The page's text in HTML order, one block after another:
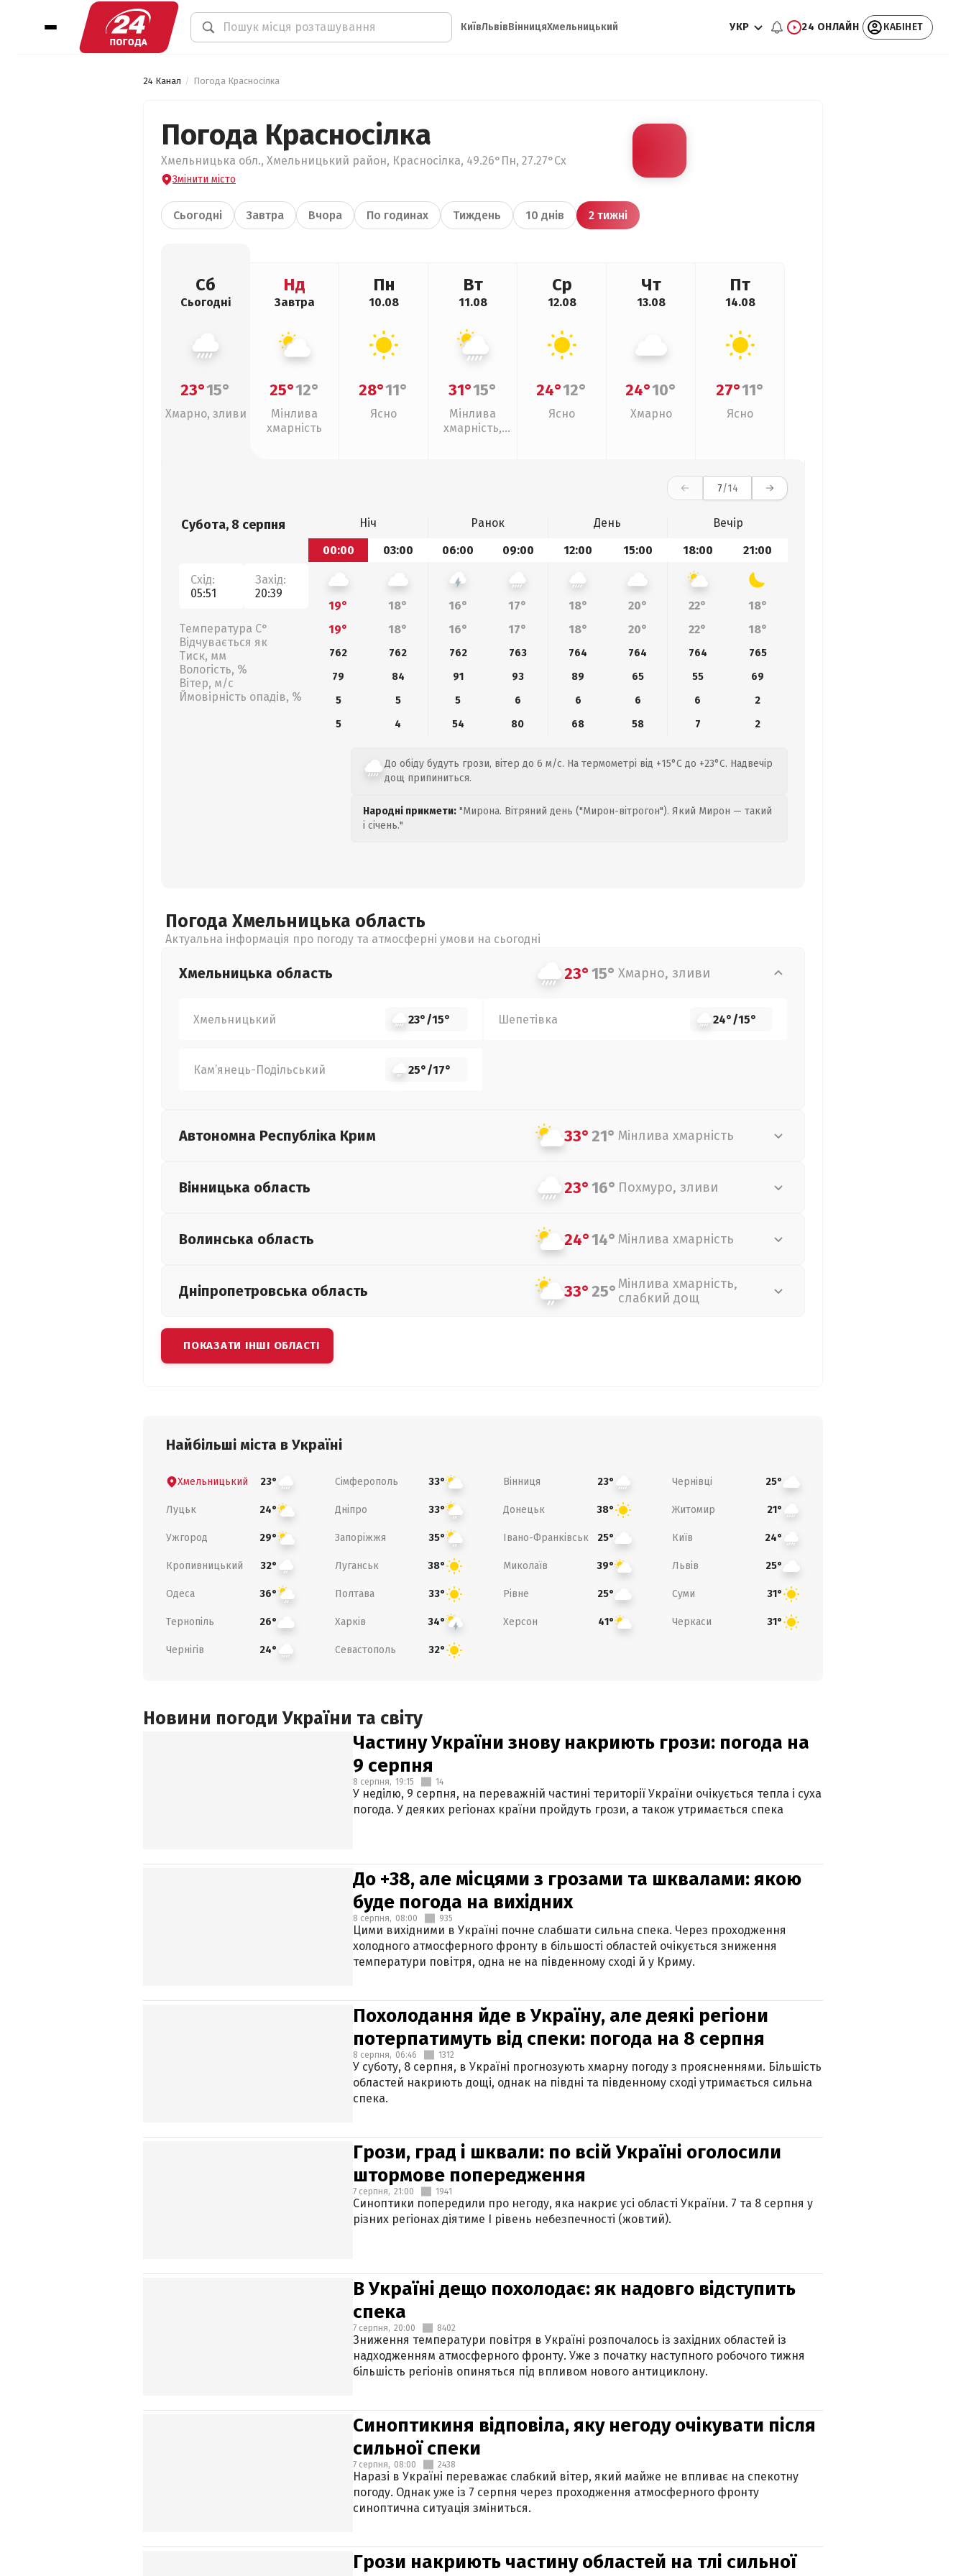
КиївЛьвівВінницяХмельницький УКР 24 ОНЛАЙН КАБІНЕТ
24 Канал Погода Красносілка
Погода Красносілка
Хмельницька обл., Хмельницький район, Красносілка, 49.26°Пн, 27.27°Сх
Змінити місто
Сьогодні Завтра Вчора По годинах Тиждень 10 днів 2 тижні
Сб
Сьогодні
23°15°
Хмарно, зливи
Нд
Завтра
25°12°
Мінлива
хмарність
Пн
10.08
28°11°
Ясно
Вт
11.08
31°15°
Мінлива
хмарність,
Ср
12.08
24°12°
Ясно
Чт
13.08
24°10°
Хмарно
Пт
14.08
27°11°
Ясно
7/14
Субота, 8 серпня
Схід:
05:51
Захід:
20:39
Температура С°
Відчувається як
Тиск, мм
Вологість, %
Вітер, м/с
Ймовірність опадів, %
Ніч Ранок День
Вечір
00:00
03:00 06:00 09:00 12:00 15:00 18:00 21:00
19° 18° 16° 17° 18° 20° 22°
18°
19°
18° 16° 17° 18° 20° 22° 18°
762 762 762 763 764 764 764
765
79
84 91 93 89 65 55
69
5
5 5 6 6 6 6
2
5
4 54 80 68 58 7 2
До обіду будуть грози, вітер до 6 м/с. На термометрі від +15°C до +23°C. Надвечір
дощ припиниться.
Народні прикмети: "Мирона. Вітряний день ("Мирон-вітрогон"). Який Мирон — такий
і січень."
Погода Хмельницька область
Актуальна інформація про погоду та атмосферні умови на сьогодні
Хмельницька область 23°15° Хмарно, зливи
Хмельницький 23°/15° Шепетівка 24°/15°
Кам’янець-Подільський 25°/17°
Автономна Республіка Крим 33°21° Мінлива хмарність
Вінницька область 23°16° Похмуро, зливи
Волинська область 24°14° Мінлива хмарність
Дніпропетровська область 33°25°Мінлива хмарність,
слабкий дощ
ПОКАЗАТИ ІНШІ ОБЛАСТІ
Найбільші міста в Україні
Хмельницький 23° Сімферополь 33° Вінниця 23° Чернівці 25°
Луцьк 24° Дніпро 33° Донецьк 38° Житомир 21°
Ужгород 29° Запоріжжя 35° Івано-Франківськ 25° Київ 24°
Кропивницький 32° Луганськ 38° Миколаїв 39° Львів 25°
Одеса 36° Полтава 33° Рівне 25° Суми 31°
Тернопіль 26° Харків 34° Херсон 41° Черкаси 31°
Чернігів 24° Севастополь 32°
Новини погоди України та світу
Частину України знову накриють грози: погода на
9 серпня
8 серпня, 19:15 14
У неділю, 9 серпня, на переважній частині території України очікується тепла і суха
погода. У деяких регіонах країни пройдуть грози, а також утримається спека
До +38, але місцями з грозами та шквалами: якою
буде погода на вихідних
8 серпня, 08:00 935
Цими вихідними в Україні почне слабшати сильна спека. Через проходження
холодного атмосферного фронту в більшості областей очікується зниження
температури повітря, одна не на південному сході й у Криму.
Похолодання йде в Україну, але деякі регіони
потерпатимуть від спеки: погода на 8 серпня
8 серпня, 06:46 1312
У суботу, 8 серпня, в Україні прогнозують хмарну погоду з проясненнями. Більшість
областей накриють дощі, однак на півдні та південному сході утримається сильна
спека.
Грози, град і шквали: по всій Україні оголосили
штормове попередження
7 серпня, 21:00 1941
Синоптики попередили про негоду, яка накриє усі області України. 7 та 8 серпня у
різних регіонах діятиме І рівень небезпечності (жовтий).
В Україні дещо похолодає: як надовго відступить
спека
7 серпня, 20:00 8402
Зниження температури повітря в Україні розпочалось із західних областей із
надходженням атмосферного фронту. Уже з початку наступного робочого тижня
більшість регіонів опиняться під впливом нового антициклону.
Синоптикиня відповіла, яку негоду очікувати після
сильної спеки
7 серпня, 08:00 2438
Наразі в Україні переважає слабкий вітер, який майже не впливає на спекотну
погоду. Однак уже із 7 серпня через проходження атмосферного фронту
синоптична ситуація зміниться.
Грози накриють частину областей на тлі сильної